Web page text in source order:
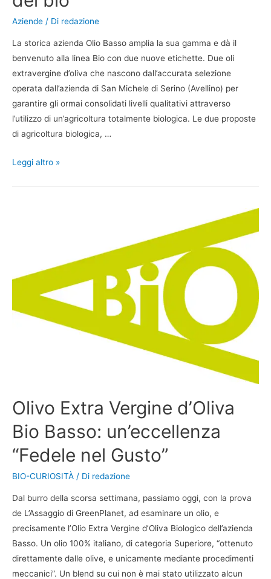
Aziende / Di redazione
La storica azienda Olio Basso amplia la sua gamma e dà il
benvenuto alla linea Bio con due nuove etichette. Due oli
extravergine d’oliva che nascono dall’accurata selezione
operata dall’azienda di San Michele di Serino (Avellino) per
garantire gli ormai consolidati livelli qualitativi attraverso
l’utilizzo di un’agricoltura totalmente biologica. Le due proposte
di agricoltura biologica, …
Leggi altro »
Olivo Extra Vergine d’Oliva
Bio Basso: un’eccellenza
“Fedele nel Gusto”
BIO-CURIOSITÀ / Di redazione
Dal burro della scorsa settimana, passiamo oggi, con la prova
de L’Assaggio di GreenPlanet, ad esaminare un olio, e
precisamente l’Olio Extra Vergine d’Oliva Biologico dell’azienda
Basso. Un olio 100% italiano, di categoria Superiore, “ottenuto
direttamente dalle olive, e unicamente mediante procedimenti
meccanici”. Un blend su cui non è mai stato utilizzato alcun